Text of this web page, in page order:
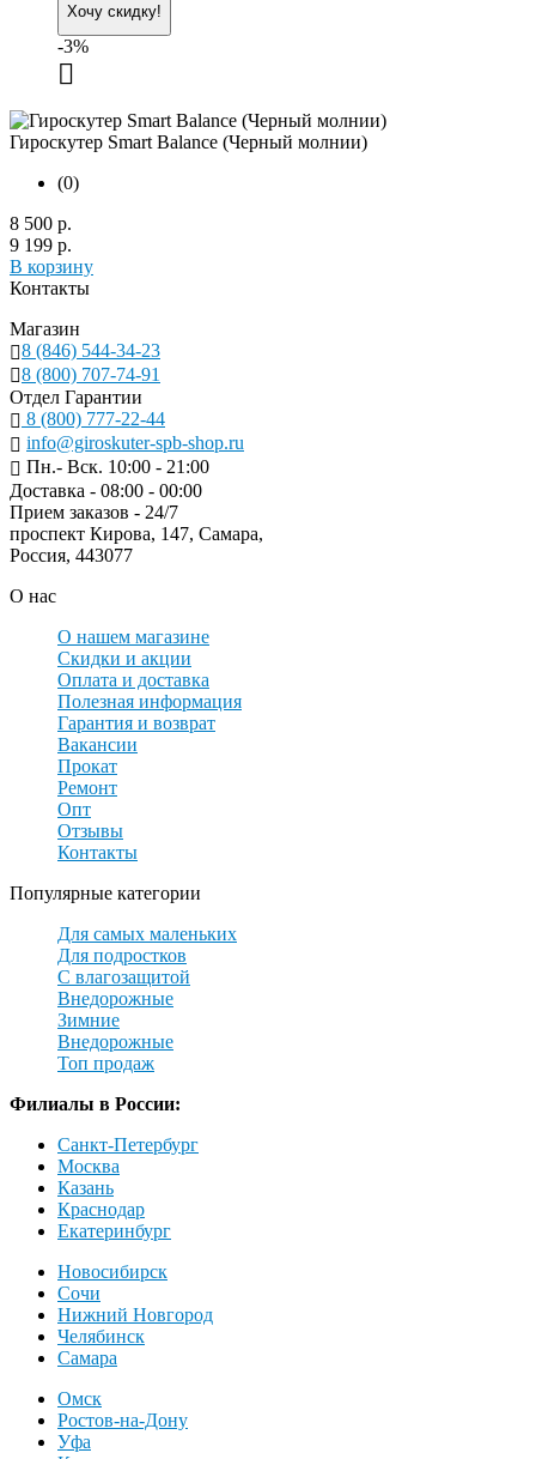
Хочу скидку!
-3%
Гироскутер Smart Balance (Черный молнии)
(0)
8 500 р.
9 199 р.
В корзину
Контакты
Магазин
8 (846) 544-34-23
8 (800) 707-74-91
Отдел Гарантии
8 (800) 777-22-44
info@giroskuter-spb-shop.ru
Пн.- Вск. 10:00 - 21:00
Доставка - 08:00 - 00:00
Прием заказов - 24/7
проспект Кирова, 147, Самара,
Россия, 443077
О нас
О нашем магазине
Скидки и акции
Оплата и доставка
Полезная информация
Гарантия и возврат
Вакансии
Прокат
Ремонт
Опт
Отзывы
Контакты
Популярные категории
Для самых маленьких
Для подростков
С влагозащитой
Внедорожные
Зимние
Внедорожные
Топ продаж
Филиалы в России:
Санкт-Петербург
Москва
Казань
Краснодар
Екатеринбург
Новосибирск
Сочи
Нижний Новгород
Челябинск
Самара
Омск
Ростов-на-Дону
Уфа